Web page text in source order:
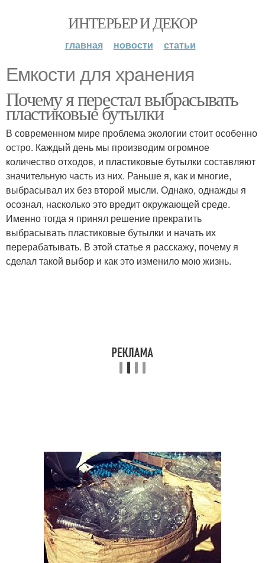
ИНТЕРЬЕР И ДЕКОР
главная новости статьи
Емкости для хранения
Почему я перестал выбрасывать
пластиковые бутылки
В современном мире проблема экологии стоит особенно
остро. Каждый день мы производим огромное
количество отходов, и пластиковые бутылки составляют
значительную часть из них. Раньше я, как и многие,
выбрасывал их без второй мысли. Однако, однажды я
осознал, насколько это вредит окружающей среде.
Именно тогда я принял решение прекратить
выбрасывать пластиковые бутылки и начать их
перерабатывать. В этой статье я расскажу, почему я
сделал такой выбор и как это изменило мою жизнь.